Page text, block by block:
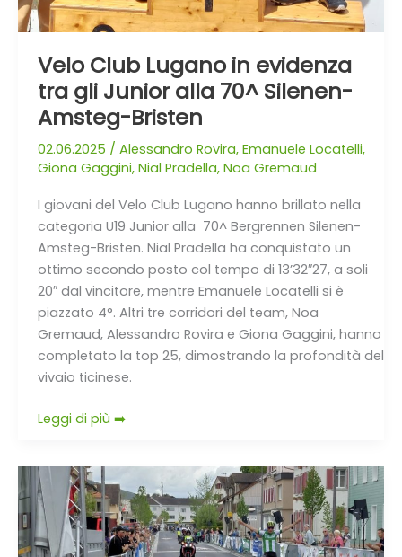
Velo Club Lugano in evidenza
tra gli Junior alla 70^ Silenen-
Amsteg-Bristen
02.06.2025 / Alessandro Rovira, Emanuele Locatelli,
Giona Gaggini, Nial Pradella, Noa Gremaud
I giovani del Velo Club Lugano hanno brillato nella
categoria U19 Junior alla 70^ Bergrennen Silenen-
Amsteg-Bristen. Nial Pradella ha conquistato un
ottimo secondo posto col tempo di 13’32″27, a soli
20″ dal vincitore, mentre Emanuele Locatelli si è
piazzato 4°. Altri tre corridori del team, Noa
Gremaud, Alessandro Rovira e Giona Gaggini, hanno
completato la top 25, dimostrando la profondità del
vivaio ticinese.
Leggi di più ➡️
Velo
Club
Lugano
domina